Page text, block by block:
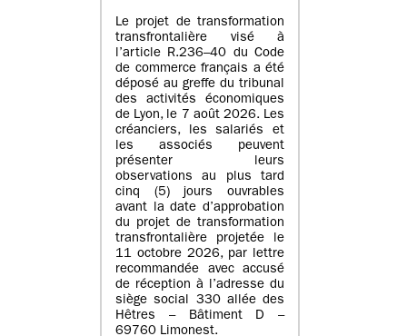
Le projet de transformation
transfrontalière visé à
l’article R.236–40 du Code
de commerce français a été
déposé au greffe du tribunal
des activités économiques
de Lyon, le 7 août 2026. Les
créanciers, les salariés et
les associés peuvent
présenter leurs
observations au plus tard
cinq (5) jours ouvrables
avant la date d’approbation
du projet de transformation
transfrontalière projetée le
11 octobre 2026, par lettre
recommandée avec accusé
de réception à l’adresse du
siège social 330 allée des
Hêtres – Bâtiment D –
69760 Limonest.